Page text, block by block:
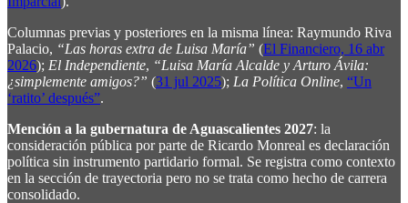
Columnas previas y posteriores en la misma línea: Raymundo Riva
Palacio, “Las horas extra de Luisa María” (El Financiero, 16 abr
2026); El Independiente, “Luisa María Alcalde y Arturo Ávila:
¿simplemente amigos?” (31 jul 2025); La Política Online, “Un
‘ratito’ después”.
Mención a la gubernatura de Aguascalientes 2027: la
consideración pública por parte de Ricardo Monreal es declaración
política sin instrumento partidario formal. Se registra como contexto
en la sección de trayectoria pero no se trata como hecho de carrera
consolidado.